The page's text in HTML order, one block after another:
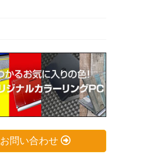
お問い合わせ